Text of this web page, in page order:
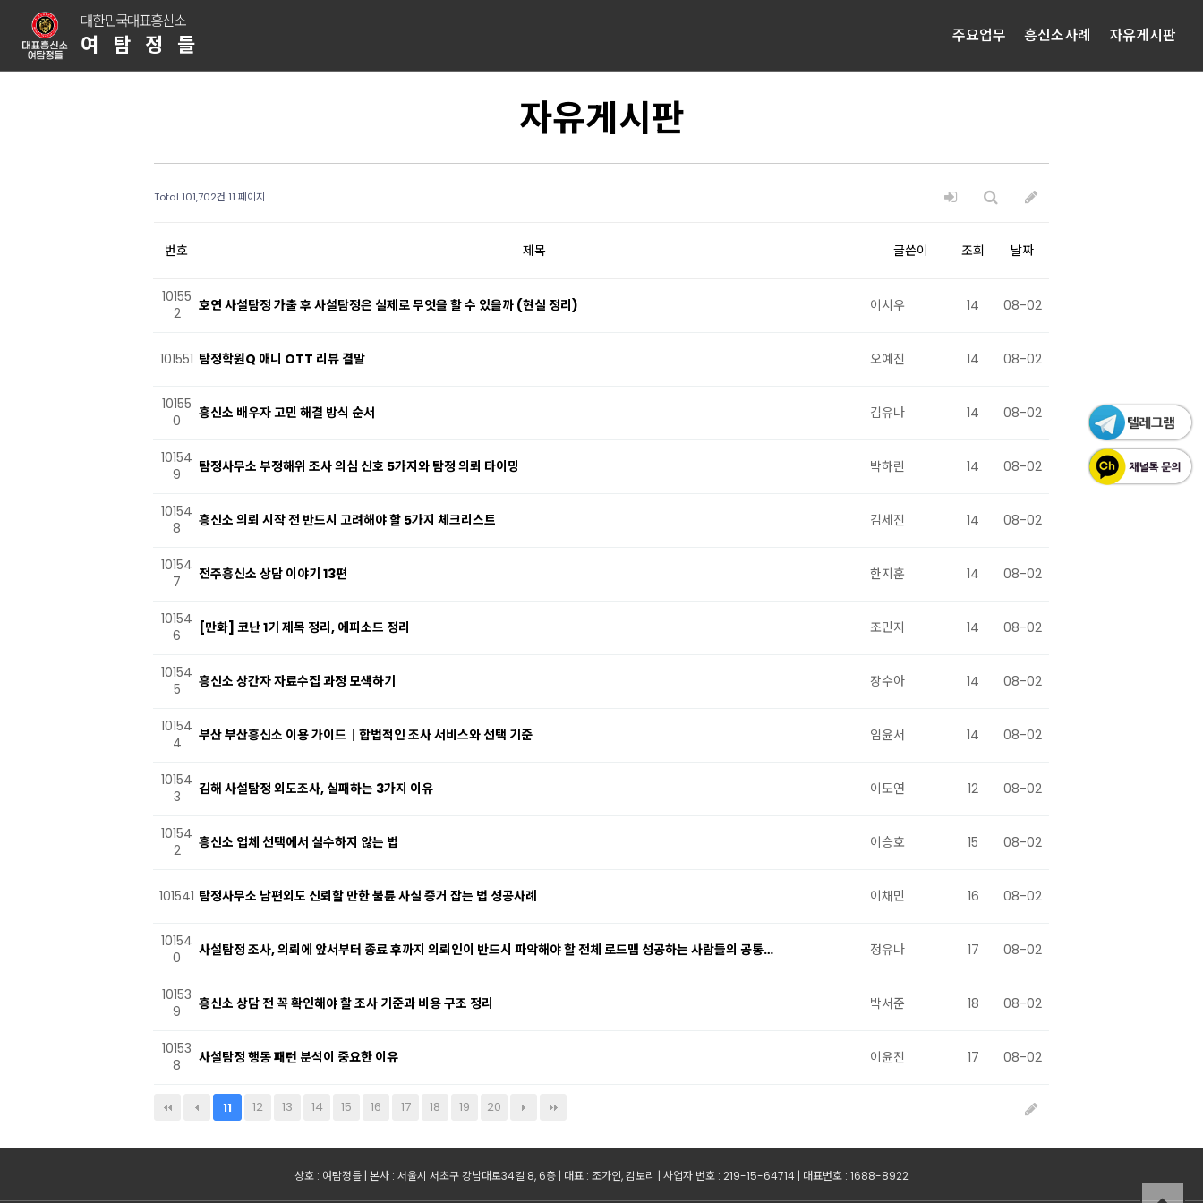
대한민국대표흥신소
여탐정들 주요업무 흥신소사례 자유게시판
자유게시판
Total 101,702건 11 페이지
번호 제목 글쓴이 조회 날짜
10155
2
호연 사설탐정 가출 후 사설탐정은 실제로 무엇을 할 수 있을까 (현실 정리) 이시우 14 08-02
101551 탐정학원Q 애니 OTT 리뷰 결말 오예진 14 08-02
10155
0
흥신소 배우자 고민 해결 방식 순서 김유나 14 08-02
10154
9
탐정사무소 부정해위 조사 의심 신호 5가지와 탐정 의뢰 타이밍 박하린 14 08-02
10154
8
흥신소 의뢰 시작 전 반드시 고려해야 할 5가지 체크리스트 김세진 14 08-02
10154
7
전주흥신소 상담 이야기 13편 한지훈 14 08-02
10154
6
[만화] 코난 1기 제목 정리, 에피소드 정리 조민지 14 08-02
10154
5
흥신소 상간자 자료수집 과정 모색하기 장수아 14 08-02
10154
4
부산 부산흥신소 이용 가이드｜합법적인 조사 서비스와 선택 기준 임윤서 14 08-02
10154
3
김해 사설탐정 외도조사, 실패하는 3가지 이유 이도연 12 08-02
10154
2
흥신소 업체 선택에서 실수하지 않는 법 이승호 15 08-02
101541 탐정사무소 남편외도 신뢰할 만한 불륜 사실 증거 잡는 법 성공사례 이채민 16 08-02
10154
0
사설탐정 조사, 의뢰에 앞서부터 종료 후까지 의뢰인이 반드시 파악해야 할 전체 로드맵 성공하는 사람들의 공통… 정유나 17 08-02
10153
9
흥신소 상담 전 꼭 확인해야 할 조사 기준과 비용 구조 정리 박서준 18 08-02
10153
8
사설탐정 행동 패턴 분석이 중요한 이유 이윤진 17 08-02
11 12 13 14 15 16 17 18 19 20
상호 : 여탐정들 | 본사 : 서울시 서초구 강남대로34길 8, 6층 | 대표 : 조가인, 김보리 | 사업자 번호 : 219-15-64714 | 대표번호 : 1688-8922